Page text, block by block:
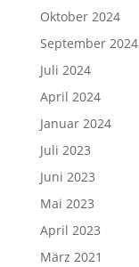
Oktober 2024
September 2024
Juli 2024
April 2024
Januar 2024
Juli 2023
Juni 2023
Mai 2023
April 2023
März 2021